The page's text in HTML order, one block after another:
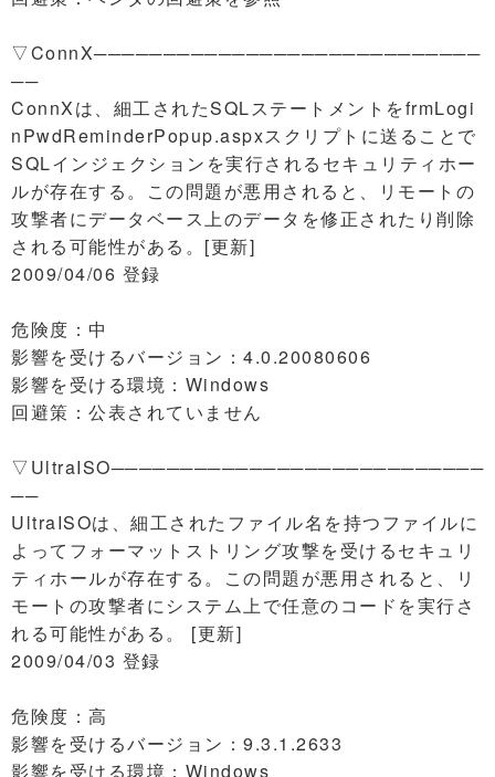
▽ConnX────────────────────────────
──
ConnXは、細工されたSQLステートメントをfrmLogi
nPwdReminderPopup.aspxスクリプトに送ることで
SQLインジェクションを実行されるセキュリティホー
ルが存在する。この問題が悪用されると、リモートの
攻撃者にデータベース上のデータを修正されたり削除
される可能性がある。[更新]
2009/04/06 登録
危険度：中
影響を受けるバージョン：4.0.20080606
影響を受ける環境：Windows
回避策：公表されていません
▽UltraISO───────────────────────────
──
UltraISOは、細工されたファイル名を持つファイルに
よってフォーマットストリング攻撃を受けるセキュリ
ティホールが存在する。この問題が悪用されると、リ
モートの攻撃者にシステム上で任意のコードを実行さ
れる可能性がある。 [更新]
2009/04/03 登録
危険度：高
影響を受けるバージョン：9.3.1.2633
影響を受ける環境：Windows